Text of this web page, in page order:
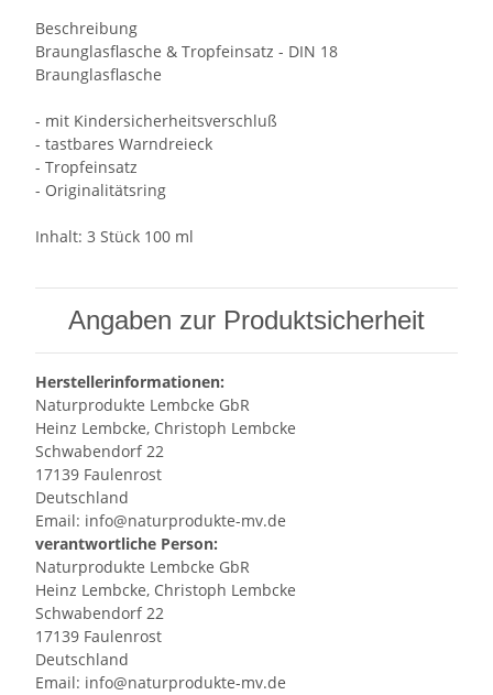
Beschreibung
Braunglasflasche & Tropfeinsatz - DIN 18
Braunglasflasche
- mit Kindersicherheitsverschluß
- tastbares Warndreieck
- Tropfeinsatz
- Originalitätsring
Inhalt: 3 Stück 100 ml
Angaben zur Produktsicherheit
Herstellerinformationen:
Naturprodukte Lembcke GbR
Heinz Lembcke, Christoph Lembcke
Schwabendorf 22
17139 Faulenrost
Deutschland
Email: info@naturprodukte-mv.de
verantwortliche Person:
Naturprodukte Lembcke GbR
Heinz Lembcke, Christoph Lembcke
Schwabendorf 22
17139 Faulenrost
Deutschland
Email: info@naturprodukte-mv.de